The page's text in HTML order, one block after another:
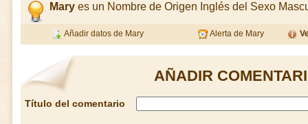
Mary es un Nombre de Origen Inglés del Sexo
Añadir datos de Mary Alerta de Mary
AÑADIR
Título del comentario